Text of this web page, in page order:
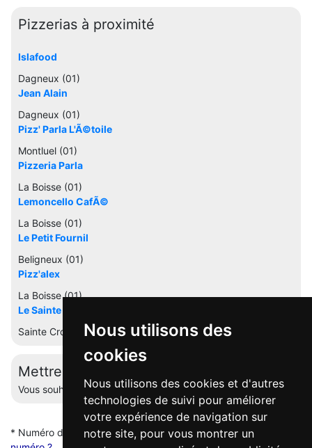
Nous utilisons des
cookies
Nous utilisons des cookies et d'autres
technologies de suivi pour améliorer
votre expérience de navigation sur
notre site, pour vous montrer un
Pizzerias à proximité
Islafood
Dagneux (01)
Jean Alain
Dagneux (01)
Pizz' Parla L'Ã©toile
Montluel (01)
Pizzeria Parla
La Boisse (01)
Lemoncello CafÃ©
La Boisse (01)
Le Petit Fournil
Beligneux (01)
Pizz'alex
La Boisse (01)
Le Sainte Croix
Sainte Croix (01)
Mettre à jour cette fiche
Vous souhaitez éditer votre profil ? Contactez-nous.
* Numéro de mise en relation valable 5 minutes -Pourquoi ce